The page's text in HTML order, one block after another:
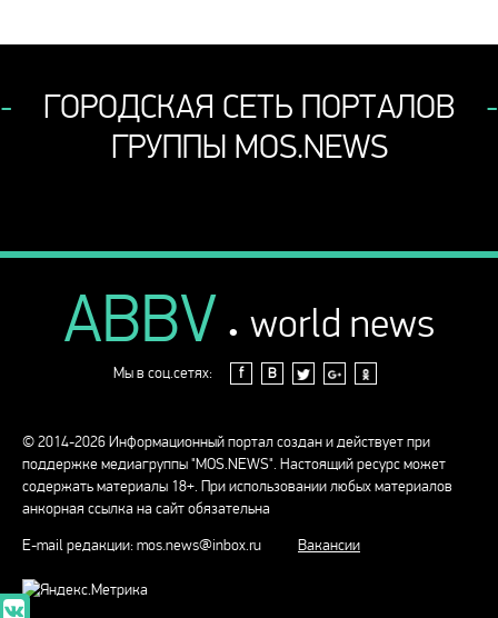
ГОРОДСКАЯ СЕТЬ ПОРТАЛОВ
ГРУППЫ MOS.NEWS
ABBV . world news
Мы в соц.сетях: f В
© 2014-2026 Информационный портал создан и действует при
поддержке медиагруппы "MOS.NEWS". Настоящий ресурс может
содержать материалы 18+. При использовании любых материалов
анкорная ссылка на сайт обязательна
E-mail редакции:mos.news@inbox.ru Вакансии